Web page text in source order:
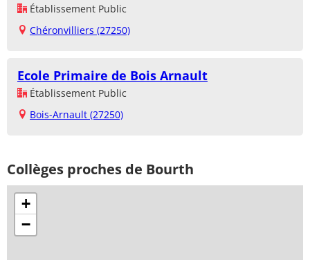
Établissement Public
Chéronvilliers (27250)
Ecole Primaire de Bois Arnault
Établissement Public
Bois-Arnault (27250)
Collèges proches de Bourth
+
−